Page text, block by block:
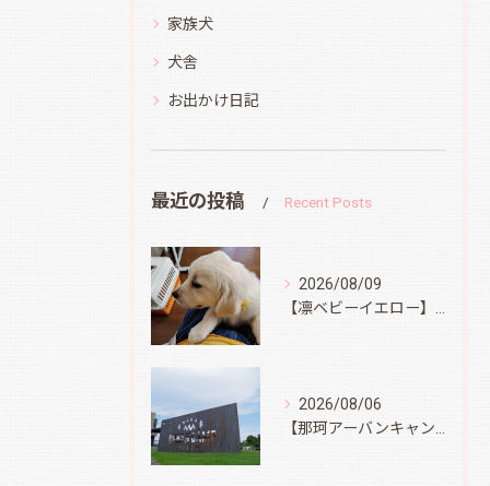
家族犬
犬舎
お出かけ日記
最近の投稿 Recent Posts
2026/08/09
2026/08/06